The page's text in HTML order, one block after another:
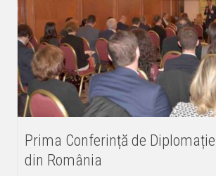
Prima Conferință de
din România